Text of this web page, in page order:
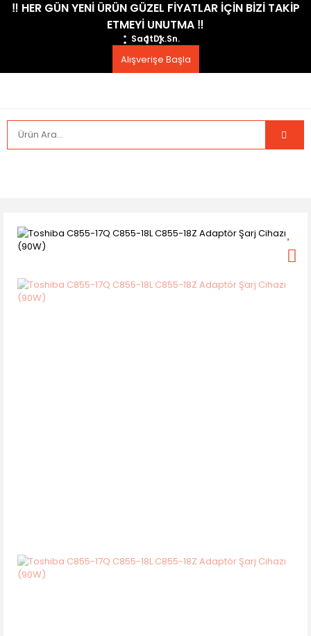
​‼️​ HER GÜN YENİ ÜRÜN GÜZEL FİYATLAR İÇİN BİZİ TAKİP
ETMEYİ UNUTMA ​‼️​
SaatDk.Sn.
Alışverişe Başla